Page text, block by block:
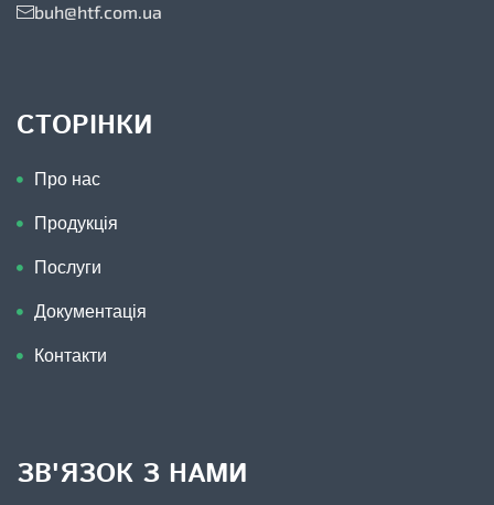
buh@htf.com.ua
СТОРІНКИ
Про нас
Продукція
Послуги
Документація
Контакти
ЗВ'ЯЗОК З НАМИ